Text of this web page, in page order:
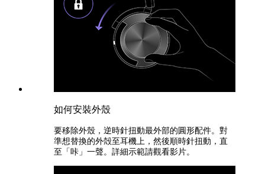
如何安裝外殼
要移除外殼，逆時針扭動最外部的圓形配件。對
準想替換的外殻至耳機上，然後順時針扭動，直
至「咔」一聲。詳細示範請觀看影片。